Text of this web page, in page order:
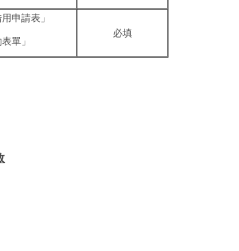
申請表」
單」
必填